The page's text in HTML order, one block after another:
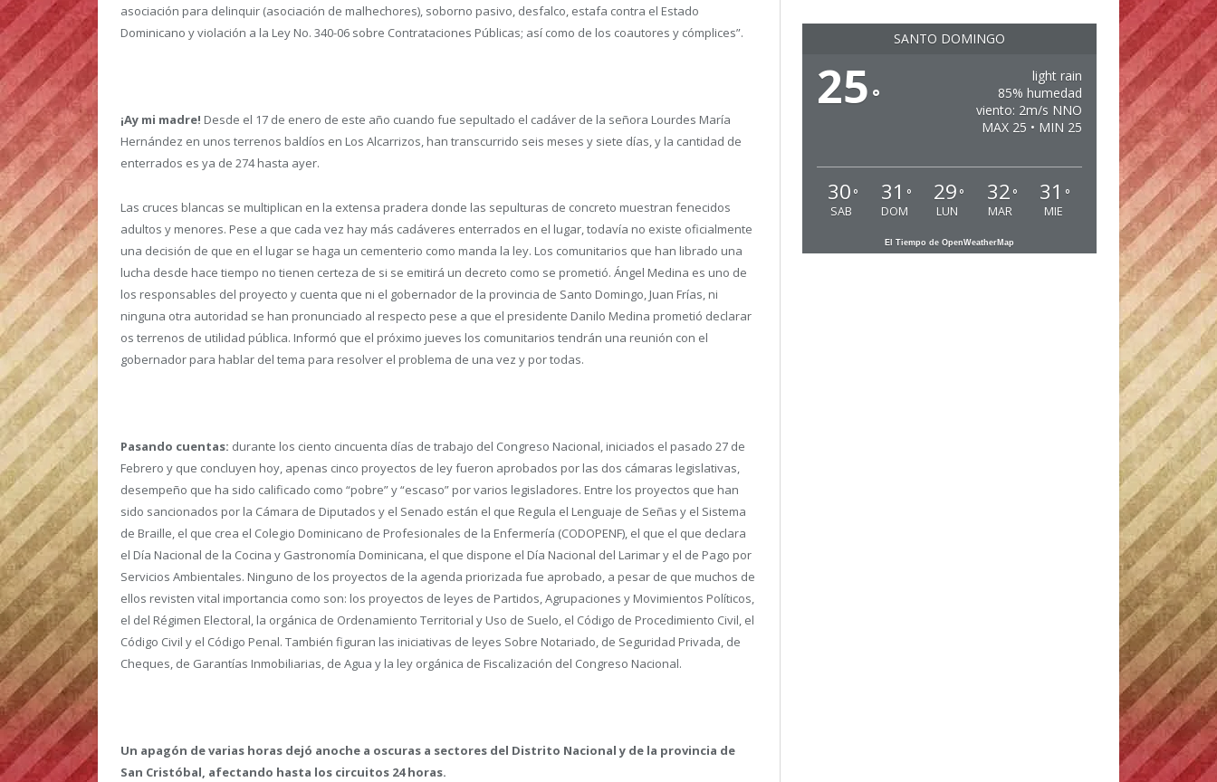
asociación para delinquir (asociación de malhechores), soborno pasivo, desfalco, estafa contra el Estado
Dominicano y violación a la Ley No. 340-06 sobre Contrataciones Públicas; así como de los coautores y cómplices”.
¡Ay mi madre! Desde el 17 de enero de este año cuando fue sepultado el cadáver de la señora Lourdes María
Hernández en unos terrenos baldíos en Los Alcarrizos, han transcurrido seis meses y siete días, y la cantidad de
enterrados es ya de 274 hasta ayer.
Las cruces blancas se multiplican en la extensa pradera donde las sepulturas de concreto muestran fenecidos
adultos y menores. Pese a que cada vez hay más cadáveres enterrados en el lugar, todavía no existe oficialmente
una decisión de que en el lugar se haga un cementerio como manda la ley. Los comunitarios que han librado una
lucha desde hace tiempo no tienen certeza de si se emitirá un decreto como se prometió. Ángel Medina es uno de
los responsables del proyecto y cuenta que ni el gobernador de la provincia de Santo Domingo, Juan Frías, ni
ninguna otra autoridad se han pronunciado al respecto pese a que el presidente Danilo Medina prometió declarar
os terrenos de utilidad pública. Informó que el próximo jueves los comunitarios tendrán una reunión con el
gobernador para hablar del tema para resolver el problema de una vez y por todas.
Pasando cuentas: durante los ciento cincuenta días de trabajo del Congreso Nacional, iniciados el pasado 27 de
Febrero y que concluyen hoy, apenas cinco proyectos de ley fueron aprobados por las dos cámaras legislativas,
desempeño que ha sido calificado como “pobre” y “escaso” por varios legisladores. Entre los proyectos que han
sido sancionados por la Cámara de Diputados y el Senado están el que Regula el Lenguaje de Señas y el Sistema
de Braille, el que crea el Colegio Dominicano de Profesionales de la Enfermería (CODOPENF), el que el que declara
el Día Nacional de la Cocina y Gastronomía Dominicana, el que dispone el Día Nacional del Larimar y el de Pago por
Servicios Ambientales. Ninguno de los proyectos de la agenda priorizada fue aprobado, a pesar de que muchos de
ellos revisten vital importancia como son: los proyectos de leyes de Partidos, Agrupaciones y Movimientos Políticos,
el del Régimen Electoral, la orgánica de Ordenamiento Territorial y Uso de Suelo, el Código de Procedimiento Civil, el
Código Civil y el Código Penal. También figuran las iniciativas de leyes Sobre Notariado, de Seguridad Privada, de
Cheques, de Garantías Inmobiliarias, de Agua y la ley orgánica de Fiscalización del Congreso Nacional.
Un apagón de varias horas dejó anoche a oscuras a sectores del Distrito Nacional y de la provincia de
San Cristóbal, afectando hasta los circuitos 24 horas.
SANTO DOMINGO
25 °
light rain
85% humedad
viento: 2m/s NNO
MAX 25 • MIN 25
30 °
SAB
31 °
DOM
29 °
LUN
32 °
MAR
31 °
MIE
El Tiempo de OpenWeatherMap